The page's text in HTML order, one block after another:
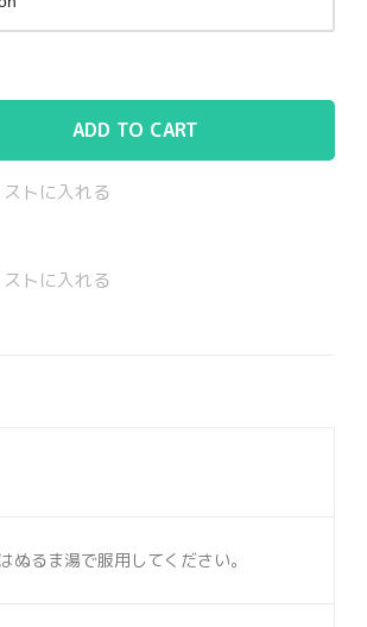
ADD TO CART
トに入れる
トに入れる
ぬるま湯で服用してください。